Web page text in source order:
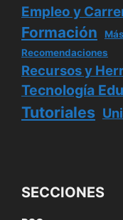
Empleo y
Formación
Recomendaciones
Recursos y
Tecnología
Tutoriales
SECCIONES